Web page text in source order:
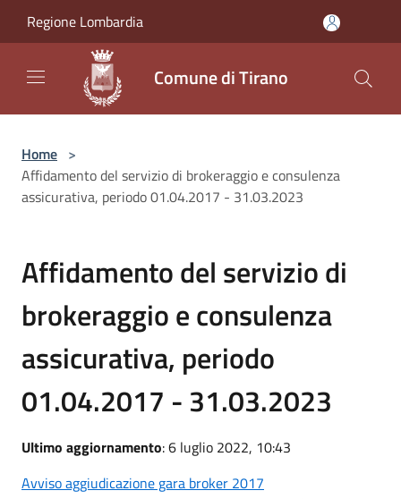
Regione Lombardia
Comune di Tirano
Home >
Affidamento del servizio di brokeraggio e consulenza
assicurativa, periodo 01.04.2017 - 31.03.2023
Affidamento del servizio di
brokeraggio e consulenza
assicurativa, periodo
01.04.2017 - 31.03.2023
Ultimo aggiornamento: 6 luglio 2022, 10:43
Avviso aggiudicazione gara broker 2017